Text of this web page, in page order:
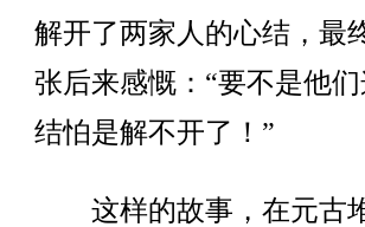
解开了两家人的心结，最
张后来感慨：“要不是他
结怕是解不开了！”
这样的故事，在元古